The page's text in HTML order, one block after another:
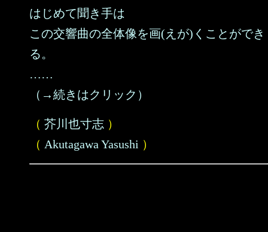
はじめて聞き手は
この交響曲の全体像を画(えが)くことができ
る。
……
（→続きはクリック）
（ 芥川也寸志 ）
（ Akutagawa Yasushi ）